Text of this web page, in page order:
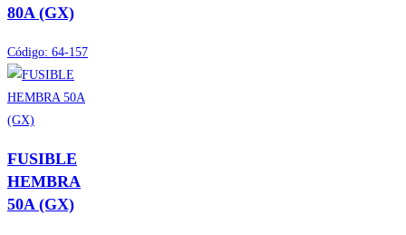
80A (GX)
Código: 64-157
FUSIBLE
HEMBRA
50A (GX)